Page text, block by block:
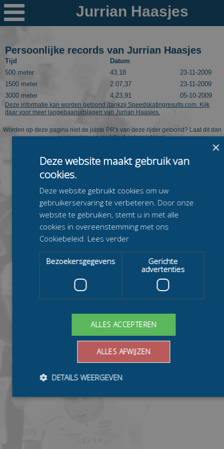

Nieuws
Ploegen
PR's
Schaatspeloton.nl
Persoonlijke records van Jurrian Haasjes
Tijd
Datum
500 meter
43,18
23-11-2009
1500 meter
2.07,37
23-11-2009
3000 meter
4.23,91 05-10-2009
Deze informatie kan worden getoond dankzij Speedskatingresults.com. Kijk
daar voor meer langebaanuitslagen van Jurrian Haasjes.
Worden op deze pagina niet de juiste PR's van deze rijder getoond? Laat dit dan
even weten viamail@schaatspeloton.nl.
×
Deze website maakt gebruik van
cookies.
Deze website gebruikt cookies om uw
gebruikerservaring te verbeteren. Door onze
website te gebruiken, stemt u in met alle
cookies in overeenstemming met ons
Cookiebeleid. Lees verder
Bezoekersgegevens
Gerichte
advertenties
ALLES ACCEPTEREN
ALLES AFWIJZEN
DETAILS WEERGEVEN